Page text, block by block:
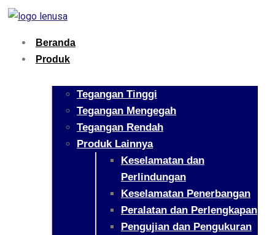
Beranda
Produk
Tegangan Tinggi
Tegangan Mengegah
Tegangan Rendah
Produk Lainnya
Keselamatan dan
Perlindungan
Keselamatan Penerbangan
Peralatan dan Perlengkapan
Pengujian dan Pengukuran